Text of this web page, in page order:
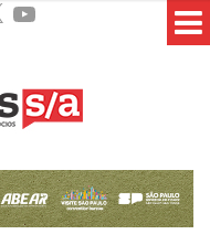
YouTube